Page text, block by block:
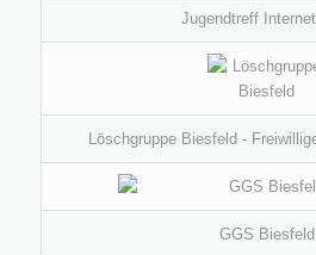
Jugendtreff
Löschgruppe Biesfeld -
GGS Biesfeld